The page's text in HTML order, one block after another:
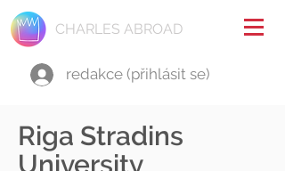
CHARLES ABROAD
redakce (přihlásit se)
Riga Stradins
University